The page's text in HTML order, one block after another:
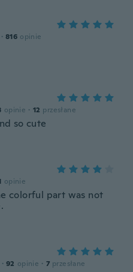
· 816 opinie
opinie · 12 przesłane
so cute
opinie
colorful part was not
· 92 opinie · 7 przesłane